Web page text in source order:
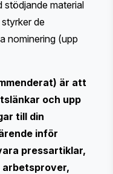
stödjande material
de
nominering (upp
är att
och upp
till din
inför
pressartiklar,
arbetsprover,